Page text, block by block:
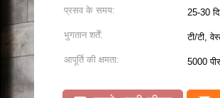
प्रसव के समय: 25-30
भुगतान शर्तें: टी/टी,
आपूर्ति की क्षमता: 5000